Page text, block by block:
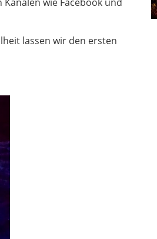
lassen wir den ersten